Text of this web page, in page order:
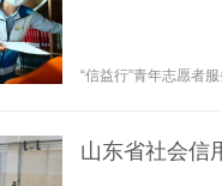
“信益行”青年志愿者
山东省社会信